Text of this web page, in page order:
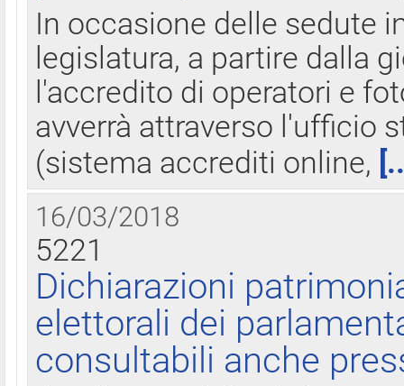
In occasione delle sedute
legislatura, a partire dalla
l'accredito di operatori e
avverrà attraverso l'ufficio
(sistema accrediti online,
16/03/2018
5221
Dichiarazioni
elettorali dei
consultabili anche